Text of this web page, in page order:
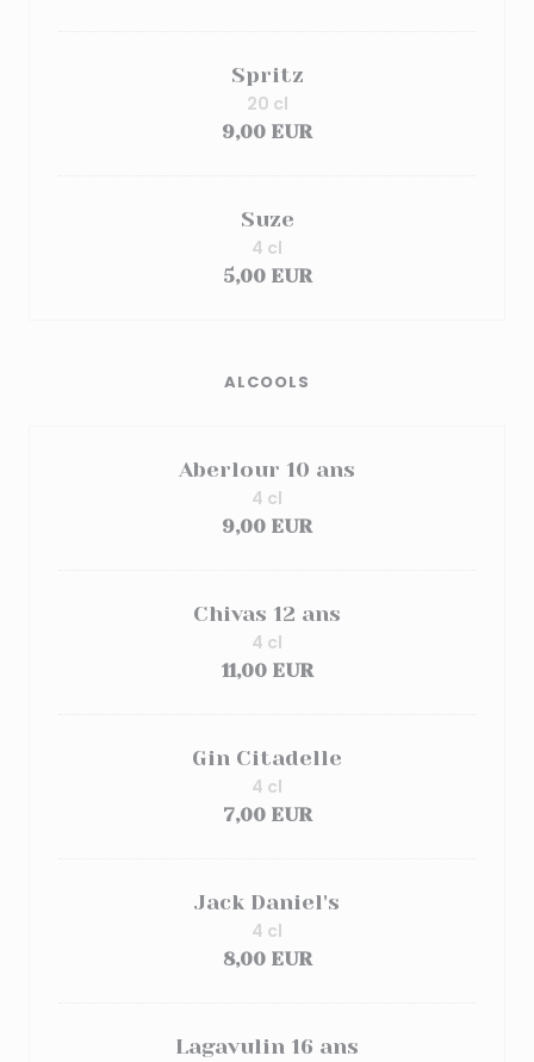
Spritz
9,00 EUR
20 cl
Suze
5,00 EUR
4 cl
ALCOOLS
Aberlour 10 ans
9,00 EUR
4 cl
Chivas 12 ans
11,00 EUR
4 cl
Gin Citadelle
7,00 EUR
4 cl
Jack Daniel's
8,00 EUR
4 cl
Lagavulin 16 ans